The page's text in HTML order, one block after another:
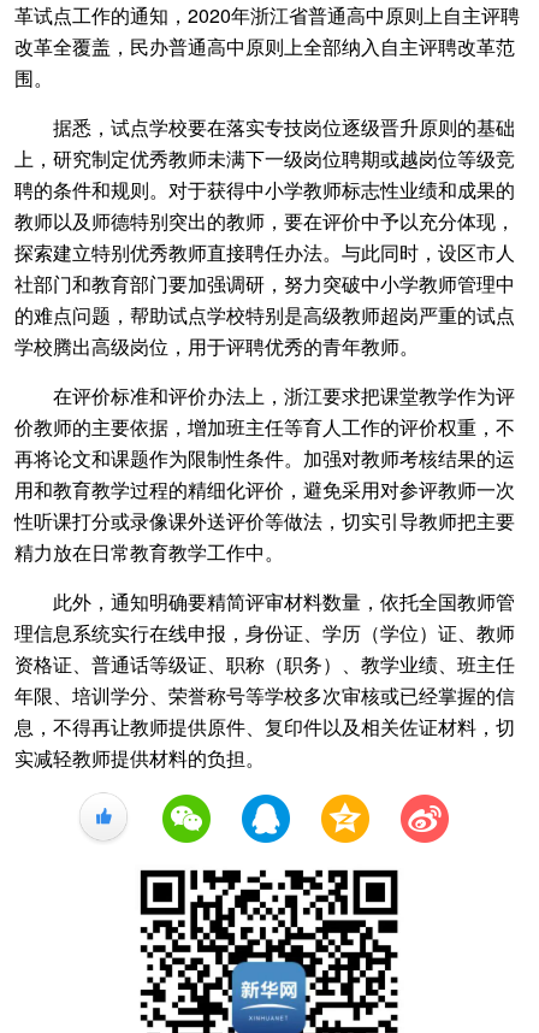
革试点工作的通知，2020年浙江省普通高中原则上自主评聘
改革全覆盖，民办普通高中原则上全部纳入自主评聘改革范
围。
据悉，试点学校要在落实专技岗位逐级晋升原则的基础
上，研究制定优秀教师未满下一级岗位聘期或越岗位等级竞
聘的条件和规则。对于获得中小学教师标志性业绩和成果的
教师以及师德特别突出的教师，要在评价中予以充分体现，
探索建立特别优秀教师直接聘任办法。与此同时，设区市人
社部门和教育部门要加强调研，努力突破中小学教师管理中
的难点问题，帮助试点学校特别是高级教师超岗严重的试点
学校腾出高级岗位，用于评聘优秀的青年教师。
在评价标准和评价办法上，浙江要求把课堂教学作为评
价教师的主要依据，增加班主任等育人工作的评价权重，不
再将论文和课题作为限制性条件。加强对教师考核结果的运
用和教育教学过程的精细化评价，避免采用对参评教师一次
性听课打分或录像课外送评价等做法，切实引导教师把主要
精力放在日常教育教学工作中。
此外，通知明确要精简评审材料数量，依托全国教师管
理信息系统实行在线申报，身份证、学历（学位）证、教师
资格证、普通话等级证、职称（职务）、教学业绩、班主任
年限、培训学分、荣誉称号等学校多次审核或已经掌握的信
息，不得再让教师提供原件、复印件以及相关佐证材料，切
实减轻教师提供材料的负担。
+1